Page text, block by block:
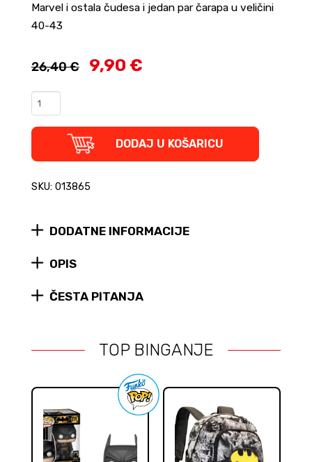
Marvel i ostala čudesa i jedan par čarapa u veličini
40-43
26,40 € 9,90 €
-
+
čarape
quantity
DODAJ U KOŠARICU
SKU: 013865
DODATNE INFORMACIJE
OPIS
ČESTA PITANJA
TOP BINGANJE